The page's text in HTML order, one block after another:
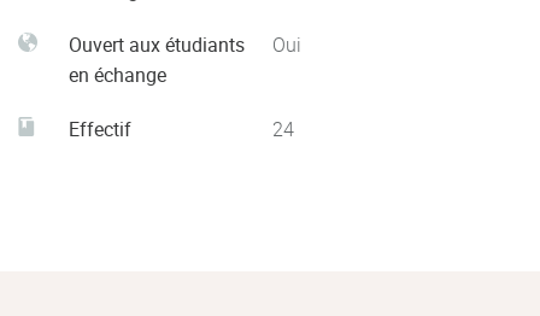
Ouvert aux étudiants
en échange
Oui
Effectif 24